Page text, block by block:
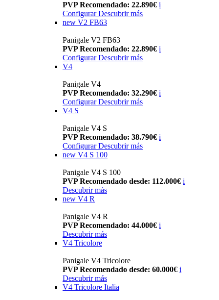
PVP Recomendado: 22.890€ i
Configurar Descubrir más
new V2 FB63
Panigale V2 FB63
PVP Recomendado: 22.890€ i
Configurar Descubrir más
V4
Panigale V4
PVP Recomendado: 32.290€ i
Configurar Descubrir más
V4 S
Panigale V4 S
PVP Recomendado: 38.790€ i
Configurar Descubrir más
new V4 S 100
Panigale V4 S 100
PVP Recomendado desde: 112.000€ i
Descubrir más
new V4 R
Panigale V4 R
PVP Recomendado: 44.000€ i
Descubrir más
V4 Tricolore
Panigale V4 Tricolore
PVP Recomendado desde: 60.000€ i
Descubrir más
V4 Tricolore Italia